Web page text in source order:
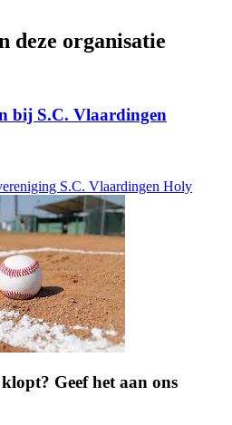
deze organisatie
bij S.C. Vlaardingen
S.C. Vlaardingen Holy
Geef het aan ons